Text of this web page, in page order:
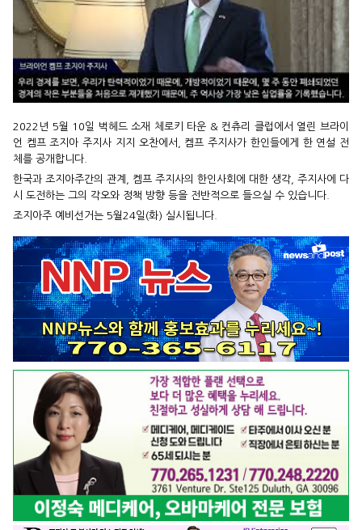
2022년 5월 10일 벅헤드 소재 체로키 타운 & 컨츄리 클럽에서 열린 브라이
언 켐프 조지아 주지사 지지 오찬에서, 켐프 주지사가 한인들에게 한 연설 전
체를 공개합니다.
한국과 조지아주간의 관계, 켐프 주지사의 한인사회에 대한 생각, 주지사에 다
시 도전하는 그의 각오와 정책 방향 등을 전반적으로 들으실 수 있습니다.
조지아주 예비선거는 5월24일(화) 실시됩니다.